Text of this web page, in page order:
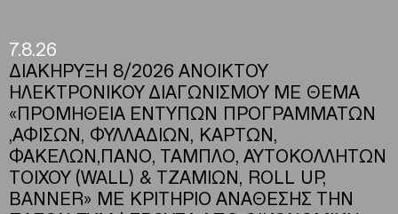
7.8.26
ΔΙΑΚΗΡΥΞΗ 8/2026 ΑΝΟΙΚΤΟΥ
ΗΛΕΚΤΡΟΝΙΚΟΥ ΔΙΑΓΩΝΙΣΜΟΥ ΜΕ ΘΕΜΑ
«ΠΡΟΜΗΘΕΙΑ ΕΝΤΥΠΩΝ ΠΡΟΓΡΑΜΜΑΤΩΝ
,ΑΦΙΣΩΝ, ΦΥΛΛΑΔΙΩΝ, ΚΑΡΤΩΝ,
ΦΑΚΕΛΩΝ,ΠΑΝΟ, ΤΑΜΠΛΟ, ΑΥΤΟΚΟΛΛΗΤΩΝ
ΤΟΙΧΟΥ (WALL) & ΤΖΑΜΙΩΝ, ROLL UP,
BANNER» ΜΕ ΚΡΙΤΗΡΙΟ ΑΝΑΘΕΣΗΣ ΤΗΝ